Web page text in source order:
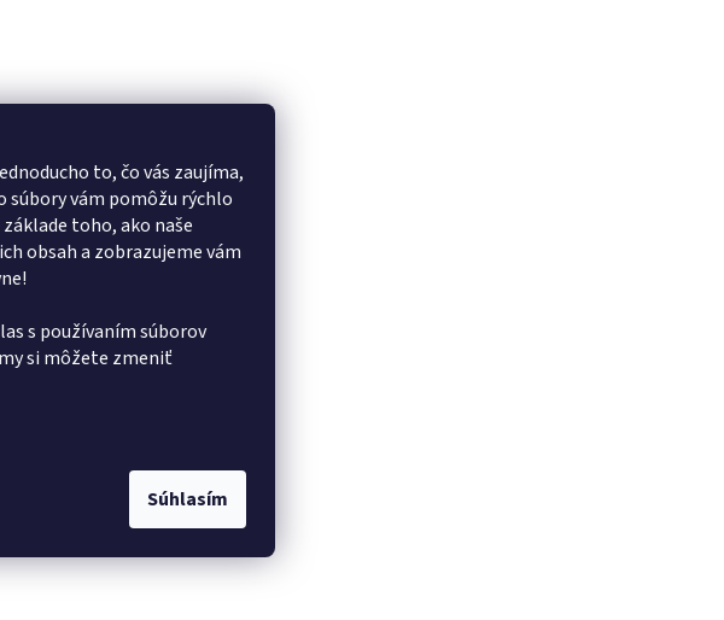
to, čo vás zaujíma,
súbory vám pomôžu rýchlo
toho, ako naše
obsah a zobrazujeme vám
s používaním súborov
si môžete zmeniť
Súhlasím